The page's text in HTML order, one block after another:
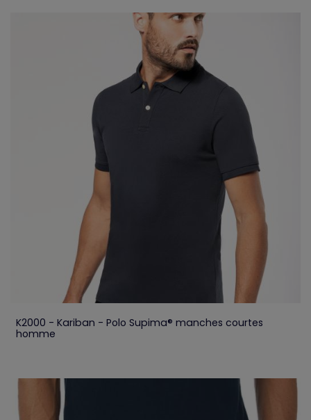
K2000 - Kariban - Polo Supima® manches courtes
homme